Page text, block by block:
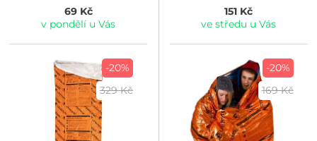
69 Kč
v pondělí u Vás
151 Kč
ve středu u Vás
-20%
329 Kč
-20%
169 Kč